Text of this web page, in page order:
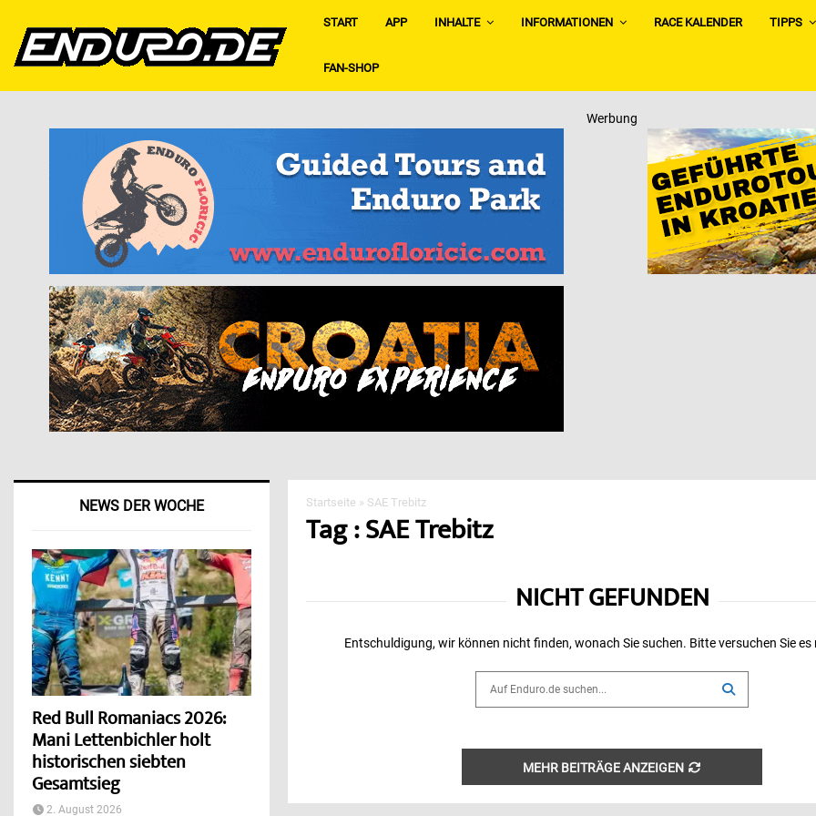
START APP INHALTE INFORMATIONEN RACE KALENDER TIPPS
FAN-SHOP
Werbung
Startseite » SAE Trebitz
Tag : SAE Trebitz
NICHT GEFUNDEN
Entschuldigung, wir können nicht finden, wonach Sie suchen. Bitte versuchen Sie es
MEHR BEITRÄGE ANZEIGEN
NEWS DER WOCHE
Red Bull Romaniacs 2026:
Mani Lettenbichler holt
historischen siebten
Gesamtsieg
2. August 2026